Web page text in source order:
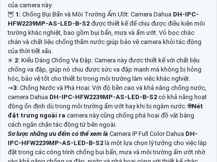
của camera này:
🦉 1: Chống Bụi Bẩn và Môi Trường Ẩm Ướt: Camera Dahua DH-IPC-
HFW2239MP-AS-LED-B-S2 được thiết kế để chịu được điều kiện môi
trường khắc nghiệt, bao gồm bụi bẩn, mưa và ẩm ướt. Vỏ bọc chắc
chắn và chất liệu chống thấm nước giúp bảo vệ camera khỏi tác động
của thời tiết xấu.
✳️ 2: Kiểu Dáng Chống Va Đập: Camera này được thiết kế với chất liệu
chống va đập, giúp nó chịu được sức va đập mạnh mà không bị hỏng
hóc, bảo vệ tốt cho thiết bị trong môi trường làm việc khắc nghiệt.
⇝3: Chống Nước và Phá Hoại: Với độ bền cao và khả năng chống nước,
camera Dahua DH-IPC-HFW2239MP-AS-LED-B-S2 có khả năng hoạt
động ổn định dù trong môi trường ẩm ướt hay khi bị ngâm nước. 🌐Nét
đặt trưng ngoài ra camera này cũng chống phá hoại đồ vật bằng
cách ngăn chặn tác động từ bên ngoài.
Sơ lược những ưu đểm có thể xem là Camera IP Full Color Dahua DH-
IPC-HFW2239MP-AS-LED-B-S2 là một lựa chọn lý tưởng cho việc lắp
đặt trong các công trình chống bụi bẩn, mưa và môi trường ẩm ướt nhờ